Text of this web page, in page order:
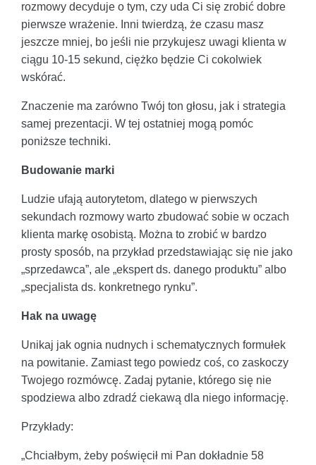
rozmowy decyduje o tym, czy uda Ci się zrobić dobre
pierwsze wrażenie. Inni twierdzą, że czasu masz
jeszcze mniej, bo jeśli nie przykujesz uwagi klienta w
ciągu 10-15 sekund, ciężko będzie Ci cokolwiek
wskórać.
Znaczenie ma zarówno Twój ton głosu, jak i strategia
samej prezentacji. W tej ostatniej mogą pomóc
poniższe techniki.
Budowanie marki
Ludzie ufają autorytetom, dlatego w pierwszych
sekundach rozmowy warto zbudować sobie w oczach
klienta markę osobistą. Można to zrobić w bardzo
prosty sposób, na przykład przedstawiając się nie jako
„sprzedawca”, ale „ekspert ds. danego produktu” albo
„specjalista ds. konkretnego rynku”.
Hak na uwagę
Unikaj jak ognia nudnych i schematycznych formułek
na powitanie. Zamiast tego powiedz coś, co zaskoczy
Twojego rozmówcę. Zadaj pytanie, którego się nie
spodziewa albo zdradź ciekawą dla niego informację.
Przykłady:
„Chciałbym, żeby poświęcił mi Pan dokładnie 58